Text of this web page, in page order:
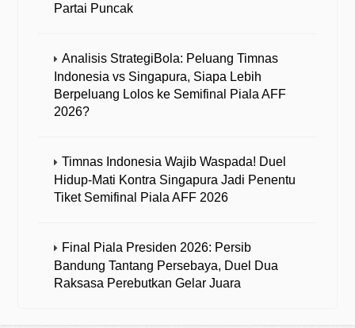
Partai Puncak
Analisis StrategiBola: Peluang Timnas
Indonesia vs Singapura, Siapa Lebih
Berpeluang Lolos ke Semifinal Piala AFF
2026?
Timnas Indonesia Wajib Waspada! Duel
Hidup-Mati Kontra Singapura Jadi Penentu
Tiket Semifinal Piala AFF 2026
Final Piala Presiden 2026: Persib
Bandung Tantang Persebaya, Duel Dua
Raksasa Perebutkan Gelar Juara